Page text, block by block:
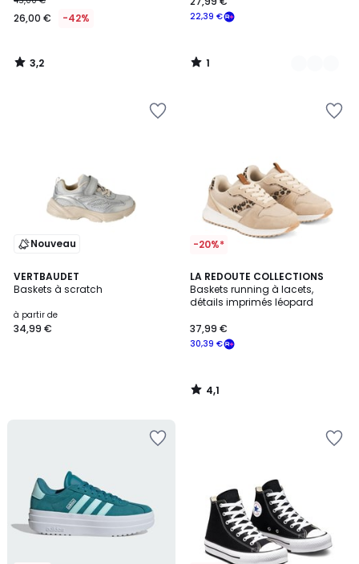
26,00 € -42%
3,2
/
22,39 €
1
/
Nouveau
VERTBAUDET
Baskets à scratch
à partir de
34,99 €
-20%*
LA REDOUTE COLLECTIONS
Baskets running à lacets,
détails imprimés léopard
30,39 €
37,99 €
4,1
/ 5
4,1
/